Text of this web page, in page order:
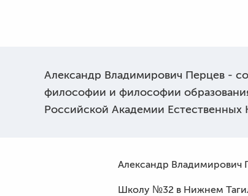
Александр Владимирович Перцев -
философии и философии
Российской Академии Естественных
Александр Владимирович
Школу №32 в Нижнем